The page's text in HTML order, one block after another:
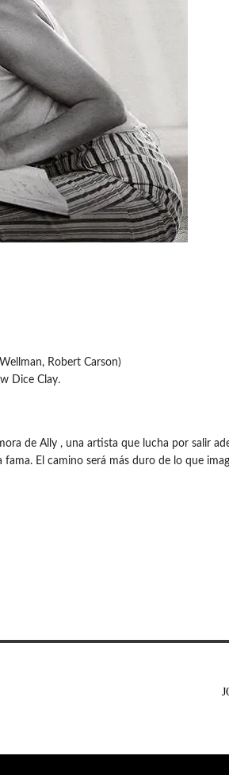
Robert Carson)
Dice Clay.
de Ally , una artista que lucha por salir
El camino será más duro de lo que